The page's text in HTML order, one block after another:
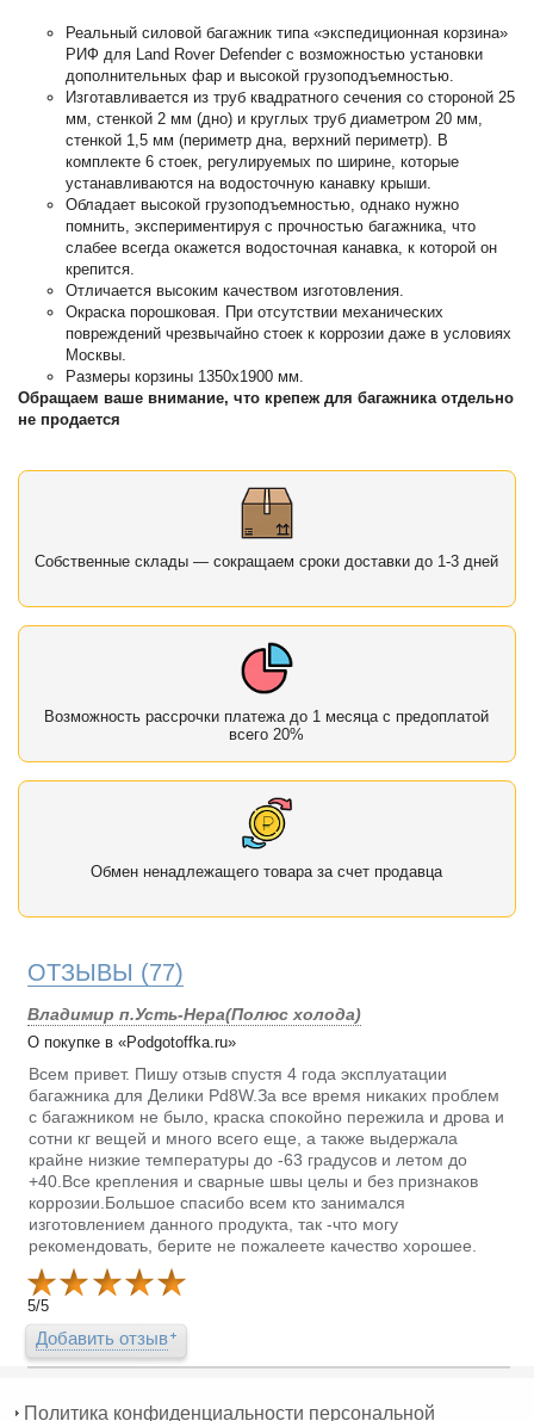
Реальный силовой багажник типа «экспедиционная корзина»
РИФ для Land Rover Defender с возможностью установки
дополнительных фар и высокой грузоподъемностью.
Изготавливается из труб квадратного сечения со стороной 25
мм, стенкой 2 мм (дно) и круглых труб диаметром 20 мм,
стенкой 1,5 мм (периметр дна, верхний периметр). В
комплекте 6 стоек, регулируемых по ширине, которые
устанавливаются на водосточную канавку крыши.
Обладает высокой грузоподъемностью, однако нужно
помнить, экспериментируя с прочностью багажника, что
слабее всегда окажется водосточная канавка, к которой он
крепится.
Отличается высоким качеством изготовления.
Окраска порошковая. При отсутствии механических
повреждений чрезвычайно стоек к коррозии даже в условиях
Москвы.
Размеры корзины 1350х1900 мм.
Обращаем ваше внимание, что крепеж для багажника отдельно
не продается
Собственные склады — сокращаем сроки доставки до 1-3 дней
Возможность рассрочки платежа до 1 месяца с предоплатой
всего 20%
Обмен ненадлежащего товара за счет продавца
ОТЗЫВЫ (77)
Владимир п.Усть-Нера(Полюс холода)
О покупке в «Podgotoffka.ru»
Всем привет. Пишу отзыв спустя 4 года эксплуатации
багажника для Делики Pd8W.За все время никаких проблем
с багажником не было, краска спокойно пережила и дрова и
сотни кг вещей и много всего еще, а также выдержала
крайне низкие температуры до -63 градусов и летом до
+40.Все крепления и сварные швы целы и без признаков
коррозии.Большое спасибо всем кто занимался
изготовлением данного продукта, так -что могу
рекомендовать, берите не пожалеете качество хорошее.
5/5
Добавить отзыв
Политика конфиденциальности персональной